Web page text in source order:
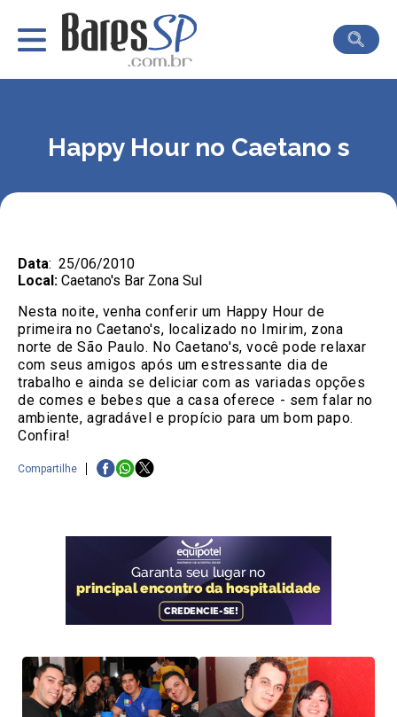
Happy Hour no Caetano s
Data: 25/06/2010
Local: Caetano's Bar Zona Sul
Nesta noite, venha conferir um Happy Hour de
primeira no Caetano's, localizado no Imirim, zona
norte de São Paulo. No Caetano's, você pode relaxar
com seus amigos após um estressante dia de
trabalho e ainda se deliciar com as variadas opções
de comes e bebes que a casa oferece - sem falar no
ambiente, agradável e propício para um bom papo.
Confira!
Compartilhe